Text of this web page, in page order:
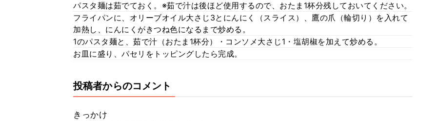
パスタ麺は茹でておく。※茹で汁は後ほど使用するので、おたま1杯分残しておいてください。
フライパンに、オリーブオイル大さじ3とにんにく（スライス）、鷹の爪（輪切り）を入れて
加熱し、にんにくがきつね色になるまで炒める。
1のパスタ麺と、茹で汁（おたま1杯分）・コンソメ大さじ1・塩胡椒を加えて炒める。
お皿に盛り、パセリをトッピングしたら完成。
投稿者からのコメント
きっかけ